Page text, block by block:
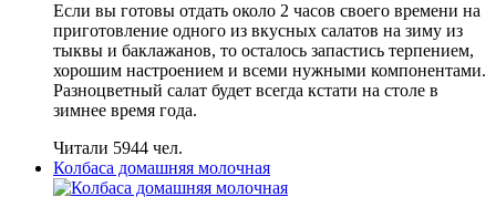
Если вы готовы отдать около 2 часов своего времени на
приготовление одного из вкусных салатов на зиму из
тыквы и баклажанов, то осталось запастись терпением,
хорошим настроением и всеми нужными компонентами.
Разноцветный салат будет всегда кстати на столе в
зимнее время года.
Читали 5944 чел.
Колбаса домашняя молочная